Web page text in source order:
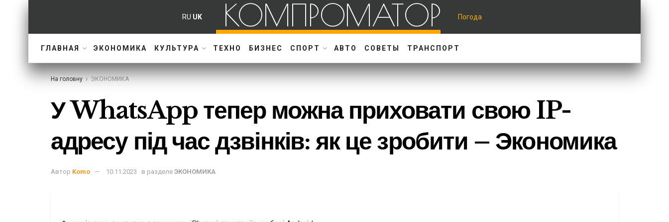
RU UK КОМПРОМАТОР Погода
ГЛАВНАЯ ЭКОНОМИКА КУЛЬТУРА ТЕХНО БИЗНЕС СПОРТ АВТО СОВЕТЫ ТРАНСПОРТ
На головну ЭКОНОМИКА
У WhatsApp тепер можна приховати свою IP-
адресу під час дзвінків: як це зробити – Экономика
Автор Komo 10.11.2023 в разделе ЭКОНОМИКА